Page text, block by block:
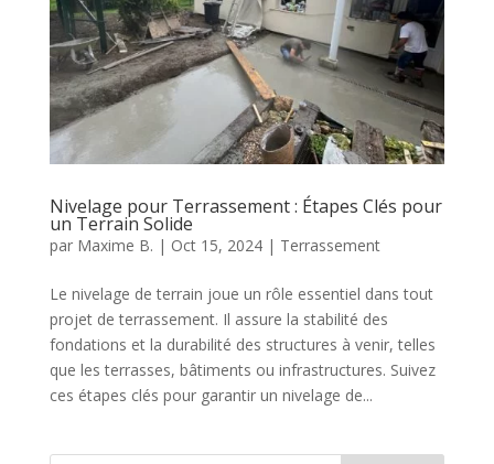
Nivelage pour Terrassement : Étapes Clés pour
un Terrain Solide
par Maxime B. | Oct 15, 2024| Terrassement
Le nivelage de terrain joue un rôle essentiel dans tout
projet de terrassement. Il assure la stabilité des
fondations et la durabilité des structures à venir, telles
que les terrasses, bâtiments ou infrastructures. Suivez
ces étapes clés pour garantir un nivelage de...